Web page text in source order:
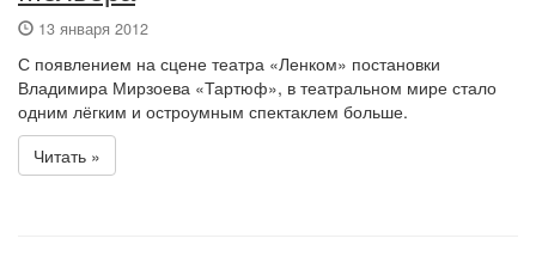
13 января 2012
С появлением на сцене театра «Ленком» постановки
Владимира Мирзоева «Тартюф», в театральном мире стало
одним лёгким и остроумным спектаклем больше.
Читать »